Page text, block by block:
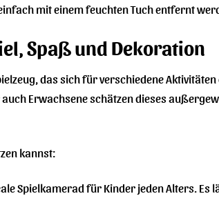
mit einem feuchten Tuch entfernt
Spaß und Dekoration
das sich für verschiedene
Erwachsene schätzen dieses
kannst:
Spielkamerad für Kinder jeden Alters. Es